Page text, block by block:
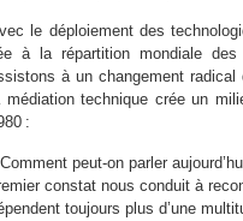
le déploiement des
à la répartition mondiale
à un changement radical
médiation technique crée un
:
peut-on parler
constat nous conduit à
toujours plus d’une